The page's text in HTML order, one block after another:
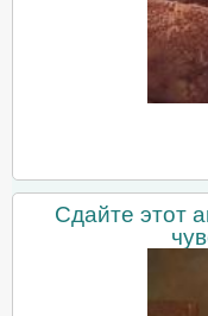
Сдайте этот